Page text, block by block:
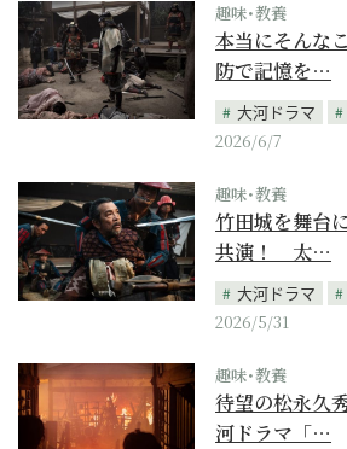
趣味･教養
本当にそんな
防で記憶を…
大河ドラマ
2026/6/7
趣味･教養
竹田城を舞台
共演！ 太…
大河ドラマ
2026/5/31
趣味･教養
待望の松永久
河ドラマ「…